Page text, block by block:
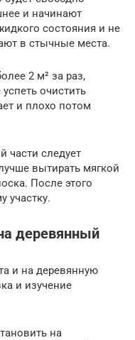
и начинают
состояния и не
в стычные места.
2 м² за раз,
очистить
и плохо потом
части следует
вытирать мягкой
После этого
участку.
деревянный
и на деревянную
и изучение
на